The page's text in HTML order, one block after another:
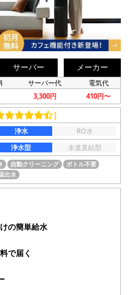
サーバー メーカー
サーバー代 電気代
3,300円 410円〜
］
浄水
RO水
浄水型 水道直結型
自動クリーニング
ボトル不要
出水
の簡単給水
で届く